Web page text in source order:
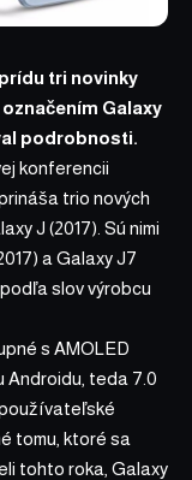
tri novinky
Galaxy
podrobnosti.
konferencii
trio nových
J (2017). Sú nimi
a Galaxy J7
slov výrobcu
s AMOLED
Androidu, teda 7.0
tomu, ktoré sa
tohto roka, Galaxy